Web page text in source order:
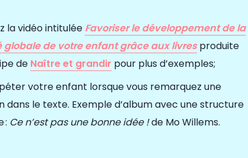
la vidéo intitulée Favoriser le développement de la
globale de votre enfant grâce aux livresproduite
de Naître et grandir pour plus d’exemples;
votre enfant lorsque vous remarquez une
dans le texte. Exemple d’album avec une structure
: Ce n’est pas une bonne idée !de Mo Willems.